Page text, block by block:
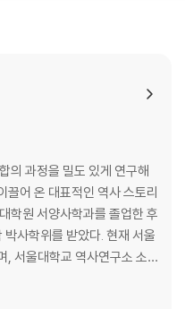
동안 우리가 잘 알지 못했던 중
색 중세의 모자이크를 선사한
경쟁과 새로운 발전
하는 ‘세계의 보석’
의 과정을 밀도 있게 연구해
끌어 온 대표적인 역사 스토리
학원 서양사학과를 졸업한 후
사학위를 받았다. 현재 서울
, 서울대학교 역사연구소 소
회 회장을 지냈다. 근대사
시대》, 《바다 인류》를 비